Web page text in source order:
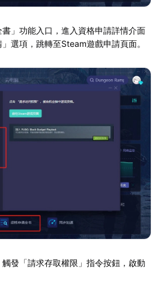
」功能入口，進入資格申請詳情介面
選項，跳轉至Steam遊戲申請頁面。
發「請求存取權限」指令按鈕，啟動